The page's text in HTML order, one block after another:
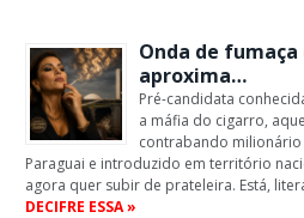
Onda de
aproxima…
Pré-candidata
a máfia do cigarro,
contrabando
Paraguai e introduzido em território
agora quer subir de prateleira. Está,
DECIFRE ESSA »